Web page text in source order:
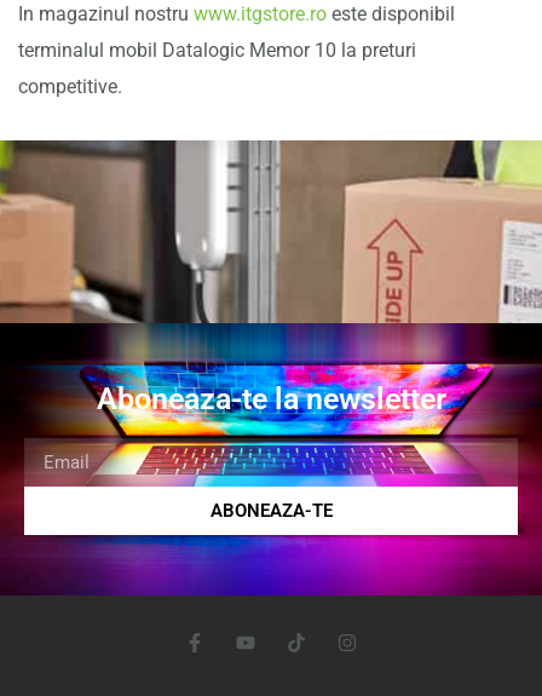
In magazinul nostru www.itgstore.ro este disponibil
terminalul mobil Datalogic Memor 10 la preturi
competitive.
Aboneaza-te la newsletter
ABONEAZA-TE